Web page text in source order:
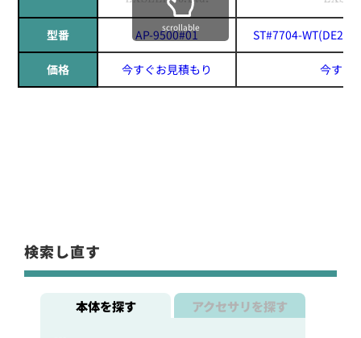
型番 AP-9500#01 ST#7704-
価格 今すぐお見積もり 今すぐ
scrollable
検索し直す
本体を探す アクセサリを探す